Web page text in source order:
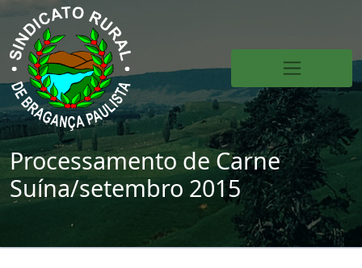
Processamento de Carne
Suína/setembro 2015